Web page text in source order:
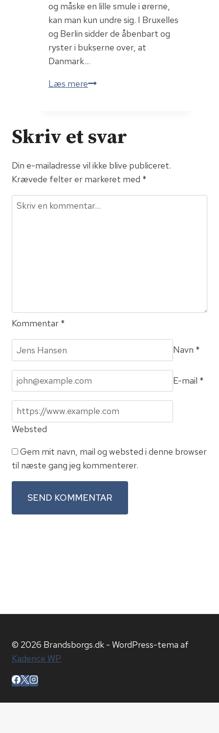
og måske en lille smule i ørerne,
kan man kun undre sig. I Bruxelles
og Berlin sidder de åbenbart og
ryster i bukserne over, at
Danmark…
Læs mereStoler
Skriv et svar
Din e-mailadresse vil ikke blive publiceret.
Krævede felter er markeret med *
Kommentar *
Navn *
E-mail *
Websted
Gem mit navn, mail og websted i denne browser
til næste gang jeg kommenterer.
© 2026 Brandsborgs.dk - WordPress-tema af
Kadence WP